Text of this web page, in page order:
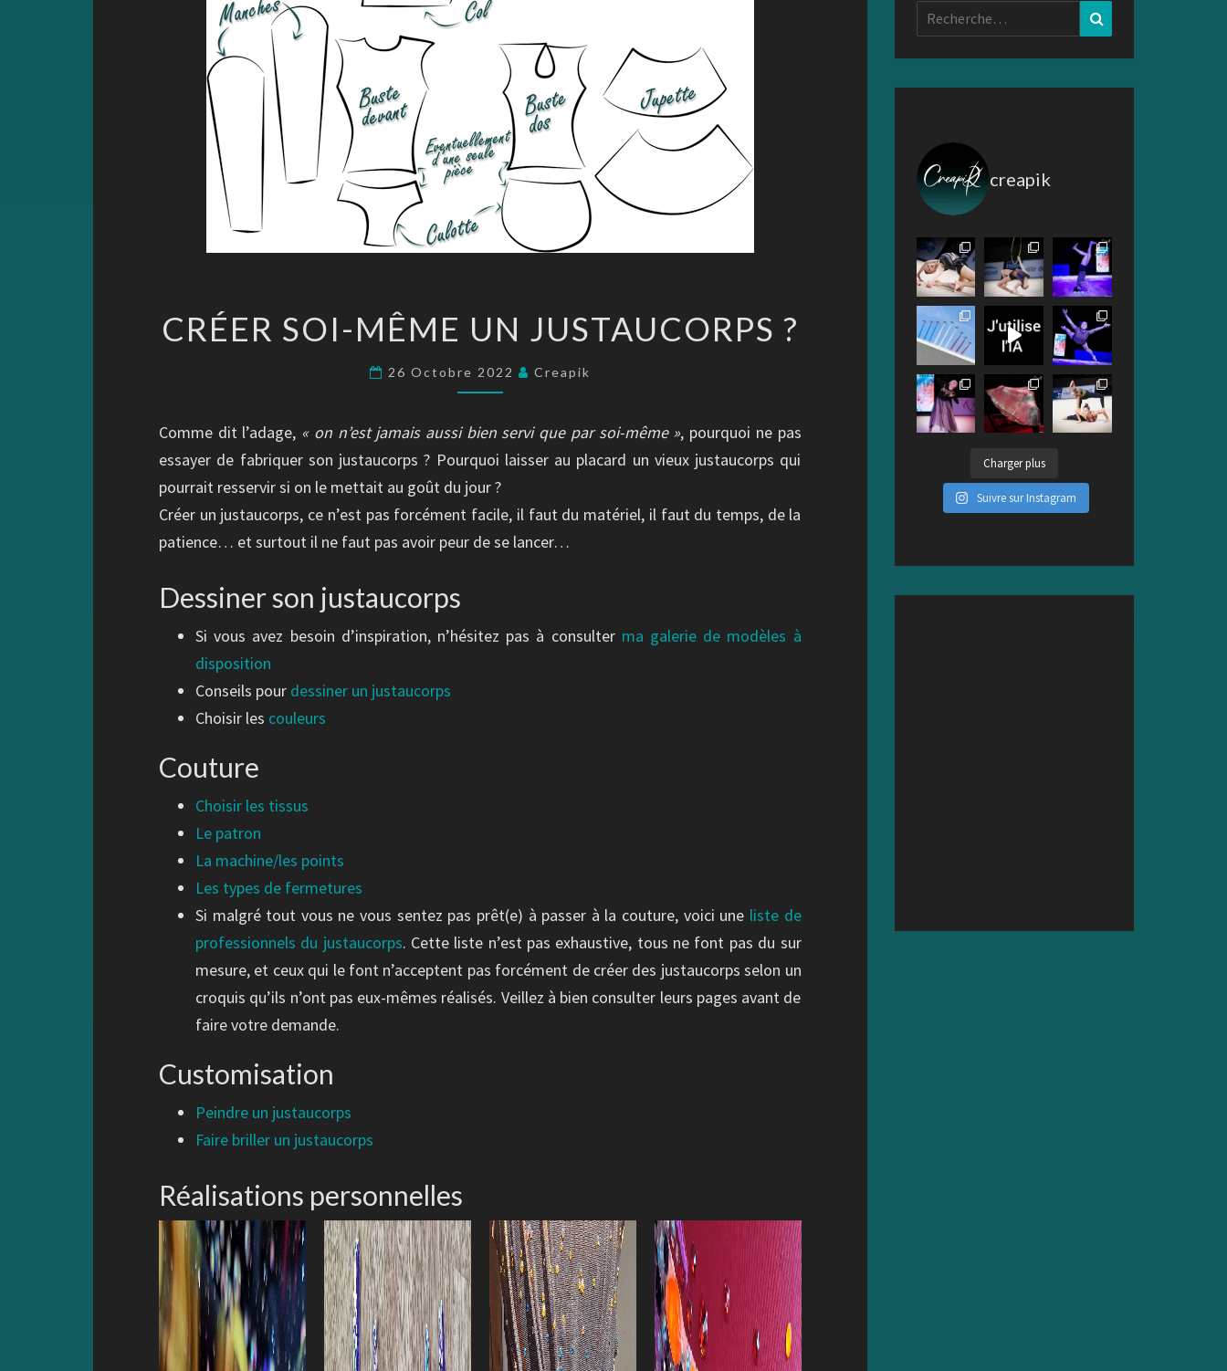
SOI-
?
CRÉER SOI-MÊME UN JUSTAUCORPS ?
26 Octobre 2022 Creapik
Comme dit l’adage, « on n’est jamais aussi bien servi que par soi-même », pourquoi ne pas
essayer de fabriquer son justaucorps ? Pourquoi laisser au placard un vieux justaucorps qui
pourrait resservir si on le mettait au goût du jour ?
Créer un justaucorps, ce n’est pas forcément facile, il faut du matériel, il faut du temps, de la
patience… et surtout il ne faut pas avoir peur de se lancer…
Dessiner son justaucorps
Si vous avez besoin d’inspiration, n’hésitez pas à consulter ma galerie de modèles à
disposition
Conseils pour dessiner un justaucorps
Choisir les couleurs
Couture
Choisir les tissus
Le patron
La machine/les points
Les types de fermetures
Si malgré tout vous ne vous sentez pas prêt(e) à passer à la couture, voici une liste de
professionnels du justaucorps. Cette liste n’est pas exhaustive, tous ne font pas du sur
mesure, et ceux qui le font n’acceptent pas forcément de créer des justaucorps selon un
croquis qu’ils n’ont pas eux-mêmes réalisés. Veillez à bien consulter leurs pages avant de
faire votre demande.
Customisation
Peindre un justaucorps
Faire briller un justaucorps
Réalisations personnelles
Rechercher :
creapik
Charger plus
Suivre sur Instagram